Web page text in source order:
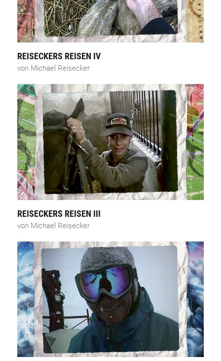
REISECKERS REISEN IV
von Michael Reisecker
REISECKERS REISEN III
von Michael Reisecker